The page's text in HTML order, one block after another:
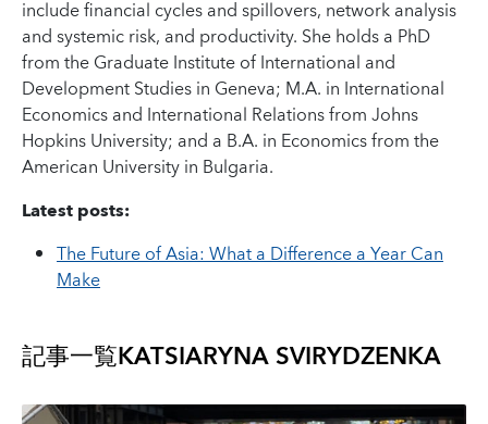
include financial cycles and spillovers, network analysis
and systemic risk, and productivity. She holds a PhD
from the Graduate Institute of International and
Development Studies in Geneva; M.A. in International
Economics and International Relations from Johns
Hopkins University; and a B.A. in Economics from the
American University in Bulgaria.
Latest posts:
The Future of Asia: What a Difference a Year Can
Make
記事一覧KATSIARYNA SVIRYDZENKA